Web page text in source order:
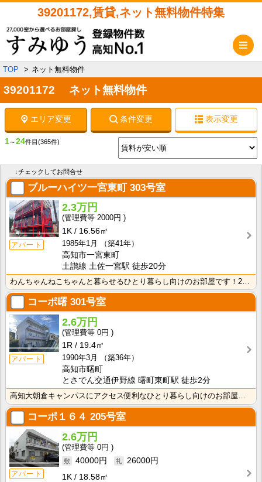
39201172,賃貸,ネット無料物件特集
TOP ネット無料物件
39201172 ネット無料物件
エリア変更 条件変更 表示変更
1～24件目 (365件)
↓チェックしてお問合せ
ブルーハイツ一宮東町303号室
アパート
2.3万円
2000円
1K
16.56㎡
1985年1月
（築41年）
高知市一宮東町
土讃線 土佐一宮駅 徒歩20分
わんちゃんねこちゃんと暮らせるひとり暮らし向けのお部屋です！2026年6月下旬、ネット無料（Wi-F･･･
コーポ曙 301号室
アパート
2.6万円
0円
1R
19.4㎡
1990年3月
（築36年）
高知市曙町
とさでん交通伊野線 曙町東町駅 徒歩2分
高知大朝倉キャンパスにアクセス便利なひとり暮らし向けのお部屋！インターネット月額接続利用料無料・水道･･･
コーポ１６４ 205号室
アパート
2.6万円
0円
40000円
26000円
1K
18.58㎡